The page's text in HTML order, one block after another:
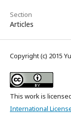
Section
Articles
Copyright (c) 2015
This work is
International